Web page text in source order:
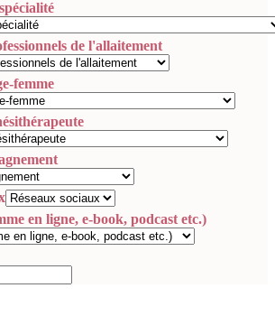
de l'allaitement
femme
en ligne, e-book, podcast etc.)